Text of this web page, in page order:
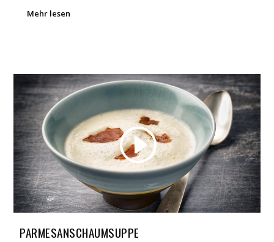
Mehr lesen
PARMESANSCHAUMSUPPE